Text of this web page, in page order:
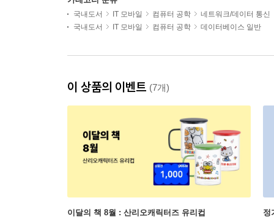
국내도서 IT 모바일 컴퓨터 공학
네트워크/데이터 통신
국내도서
IT 모바일 컴퓨터 공학 데이터베이스 일반
이 상품의 이벤트 (7개)
이달의 책 8월 : 산리오캐릭터즈 유리컵 정